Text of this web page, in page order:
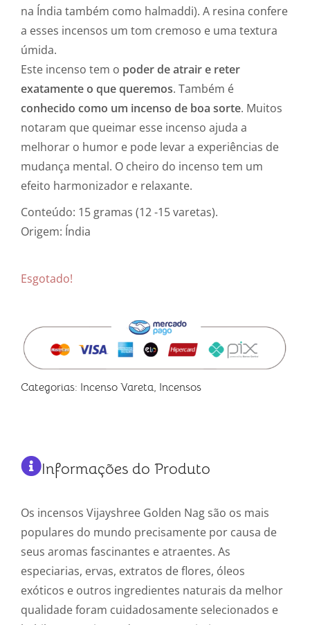
na Índia também como halmaddi). A resina confere
a esses incensos um tom cremoso e uma textura
úmida.
Este incenso tem o poder de atrair e reter
exatamente o que queremos. Também é
conhecido como um incenso de boa sorte. Muitos
notaram que queimar esse incenso ajuda a
melhorar o humor e pode levar a experiências de
mudança mental. O cheiro do incenso tem um
efeito harmonizador e relaxante.
Conteúdo: 15 gramas (12 -15 varetas).
Origem: Índia
Esgotado!
Categorias: Incenso Vareta, Incensos
Informações do Produto
Os incensos Vijayshree Golden Nag são os mais
populares do mundo precisamente por causa de
seus aromas fascinantes e atraentes. As
especiarias, ervas, extratos de flores, óleos
exóticos e outros ingredientes naturais da melhor
qualidade foram cuidadosamente selecionados e